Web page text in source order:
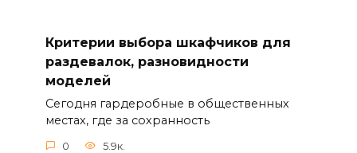
Критерии выбора шкафчиков для
раздевалок, разновидности
моделей
Сегодня гардеробные в общественных
местах, где за сохранность
0 5.9к.